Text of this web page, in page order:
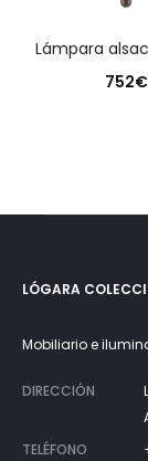
lámpara
752€
LÓGARA
Mobiliario e
DIRECCIÓN
TELÉFONO